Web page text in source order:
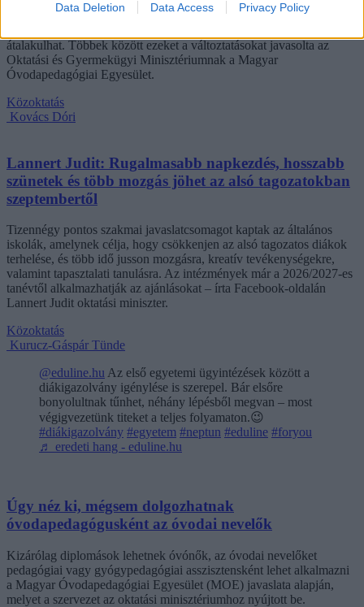
Data Deletion Data Access Privacy Policy
Megszűnhet a 45 perces iskola-előkészítő foglalkozás, újra az
átalakulhat. Többek között ezeket a változtatásokat javasolta az
Oktatási és Gyermekügyi Minisztériumnak a Magyar
Óvodapedagógiai Egyesület.
Közoktatás
Kovács Dóri
Lannert Judit: Rugalmasabb napkezdés, hosszabb
szünetek és több mozgás jöhet az alsó tagozatokban
szeptembertől
Tizennégy pontos szakmai javaslatcsomagot kaptak az általános
iskolák, amelynek célja, hogy csökkenjen az alsó tagozatos diákok
terhelése, és több idő jusson mozgásra, kreatív tevékenységekre,
valamint tapasztalati tanulásra. Az intézmények már a 2026/2027-es
tanévtől alkalmazhatják az ajánlásokat – írta Facebook-oldalán
Lannert Judit oktatási miniszter.
Közoktatás
Kurucz-Gáspár Tünde
@eduline.hu Az első egyetemi ügyintézések között a
diákigazolvány igénylése is szerepel. Bár elsőre
bonyolultnak tűnhet, néhány lépésből megvan – most
végigvezetünk titeket a teljes folyamaton.😉
#diákigazolvány #egyetem #neptun #eduline #foryou
♬ eredeti hang - eduline.hu
Úgy néz ki, mégsem dolgozhatnak
óvodapedagógusként az óvodai nevelők
Kizárólag diplomások lehetnek óvónők, az óvodai nevelőket
pedagógiai vagy gyógypedagógiai asszisztensként lehet alkalmazni
a Magyar Óvodapedagógiai Egyesület (MOE) javaslata alapján,
melyet a szervezet az oktatási minisztériumhoz nyújtott be.